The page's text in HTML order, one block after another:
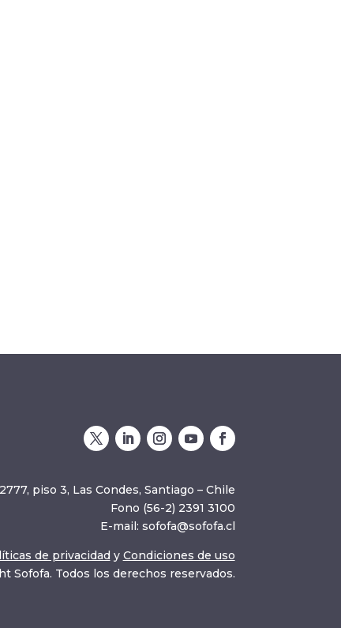
piso 3, Las Condes, Santiago – Chile
Fono (56-2) 2391 3100
E-mail: sofofa@sofofa.cl
de privacidad y Condiciones de uso
Sofofa. Todos los derechos reservados.